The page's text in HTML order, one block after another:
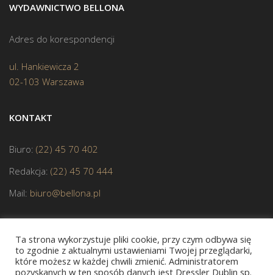
WYDAWNICTWO BELLONA
Adres do korespondencji
ul. Hankiewicza 2
02-103 Warszawa
KONTAKT
Biuro: (22) 45 70 402
Redakcja: (22) 45 70 444
Mail: biuro@bellona.pl
Ta strona wykorzystuje pliki cookie, przy czym odbywa się
to zgodnie z aktualnymi ustawieniami Twojej przeglądarki,
które możesz w każdej chwili zmienić. Administratorem
pozyskanych w ten sposób danych jest Dressler Dublin sp.